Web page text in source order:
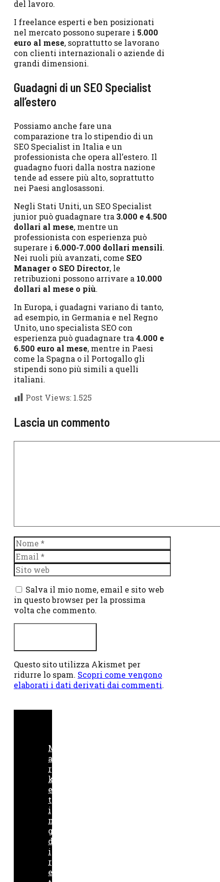
del lavoro.
I freelance esperti e ben posizionati
nel mercato possono superare i 5.000
euro al mese, soprattutto se lavorano
con clienti internazionali o aziende di
grandi dimensioni.
Guadagni di un SEO Specialist
all’estero
Possiamo anche fare una
comparazione tra lo stipendio di un
SEO Specialist in Italia e un
professionista che opera all’estero. Il
guadagno fuori dalla nostra nazione
tende ad essere più alto, soprattutto
nei Paesi anglosassoni.
Negli Stati Uniti, un SEO Specialist
junior può guadagnare tra 3.000 e 4.500
dollari al mese, mentre un
professionista con esperienza può
superare i 6.000-7.000 dollari mensili.
Nei ruoli più avanzati, come SEO
Manager o SEO Director, le
retribuzioni possono arrivare a 10.000
dollari al mese o più.
In Europa, i guadagni variano di tanto,
ad esempio, in Germania e nel Regno
Unito, uno specialista SEO con
esperienza può guadagnare tra 4.000 e
6.500 euro al mese, mentre in Paesi
come la Spagna o il Portogallo gli
stipendi sono più simili a quelli
italiani.
Post Views: 1.525
Lascia un commento
Nome
Email
Sito
web
Salva il mio nome, email e sito web
in questo browser per la prossima
volta che commento.
Questo sito utilizza Akismet per
ridurre lo spam. Scopri come vengono
elaborati i dati derivati dai commenti.
M
a
r
k
e
t
i
n
g
d
i
r
e